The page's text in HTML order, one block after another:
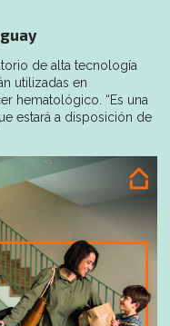
de alta tecnología
utilizadas en
hematológico. “Es una
estará a disposición de